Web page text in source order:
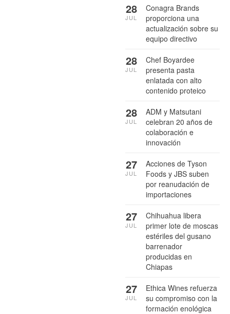
Conagra Brands
proporciona una
actualización sobre su
equipo directivo
28
JUL
Chef Boyardee
presenta pasta
enlatada con alto
contenido proteico
28
JUL
ADM y Matsutani
celebran 20 años de
colaboración e
innovación
28
JUL
Acciones de Tyson
Foods y JBS suben
por reanudación de
importaciones
27
JUL
Chihuahua libera
primer lote de moscas
estériles del gusano
barrenador
producidas en
Chiapas
27
JUL
Ethica Wines refuerza
su compromiso con la
formación enológica
27
JUL